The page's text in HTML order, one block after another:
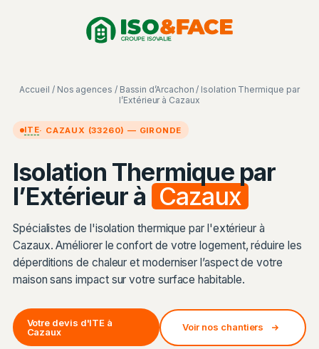
Accueil / Nos agences / Bassin d’Arcachon / Isolation Thermique par
l’Extérieur à Cazaux
ITE· CAZAUX (33260) — GIRONDE
Isolation Thermique par
l’Extérieur à Cazaux
Spécialistes de l'isolation thermique par l'extérieur à
Cazaux. Améliorer le confort de votre logement, réduire les
déperditions de chaleur et moderniser l’aspect de votre
maison sans impact sur votre surface habitable.
Votre devis d'ITE à
Cazaux
Voir nos chantiers